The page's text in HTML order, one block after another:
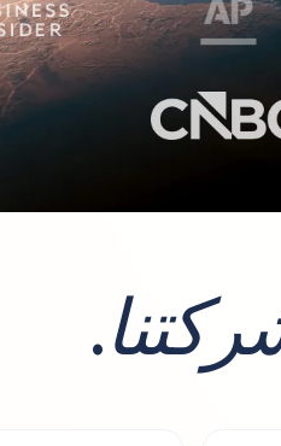
.